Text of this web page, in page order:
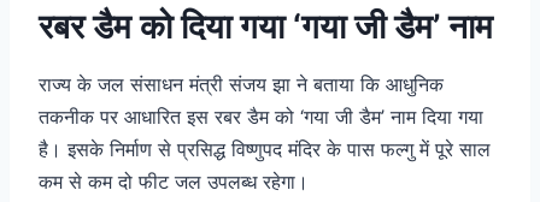
रबर डैम को दिया गया ‘गया जी डैम’ नाम
राज्य के जल संसाधन मंत्री संजय झा ने बताया कि आधुनिक
तकनीक पर आधारित इस रबर डैम को ‘गया जी डैम’ नाम दिया गया
है। इसके निर्माण से प्रसिद्ध विष्णुपद मंदिर के पास फल्गु में पूरे साल
कम से कम दो फीट जल उपलब्ध रहेगा।